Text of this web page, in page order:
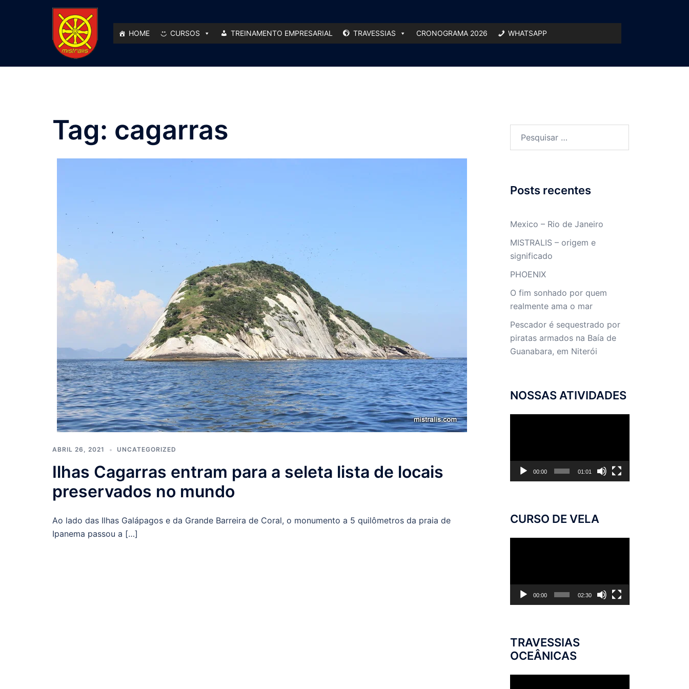
HOME CURSOS TREINAMENTO EMPRESARIAL TRAVESSIAS CRONOGRAMA 2026 WHATSAPP
Tag: cagarras
ABRIL 26, 2021 UNCATEGORIZED
Ilhas Cagarras entram para a seleta lista de locais
preservados no mundo
Ao lado das Ilhas Galápagos e da Grande Barreira de Coral, o monumento a 5 quilômetros da praia de
Ipanema passou a […]
por:
Posts recentes
Mexico – Rio de Janeiro
MISTRALIS – origem e
significado
PHOENIX
O fim sonhado por quem
realmente ama o mar
Pescador é sequestrado por
piratas armados na Baía de
Guanabara, em Niterói
NOSSAS ATIVIDADES
00:00 01:01
CURSO DE VELA
00:00 02:30
TRAVESSIAS
OCEÂNICAS